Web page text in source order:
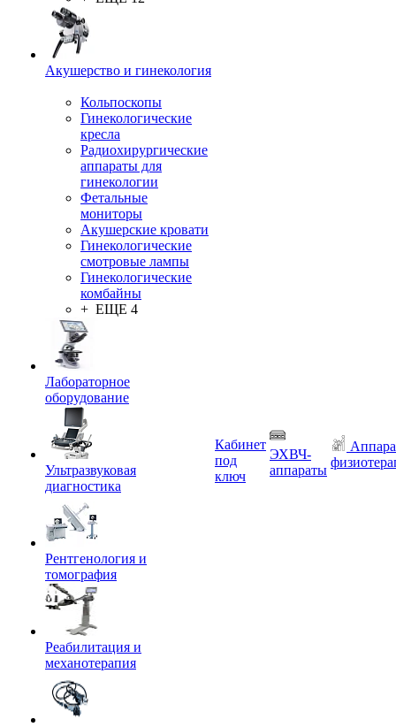
Акушерство и гинекология
Кольпоскопы
Гинекологические
кресла
Радиохирургические
аппараты для
гинекологии
Фетальные
мониторы
Акушерские кровати
Гинекологические
смотровые лампы
Гинекологические
комбайны
+ ЕЩЕ 4
Лабораторное
оборудование
Ультразвуковая
диагностика
Рентгенология и
томография
Реабилитация и
механотерапия
Кабинет
под
ключ
ЭХВЧ-
аппараты